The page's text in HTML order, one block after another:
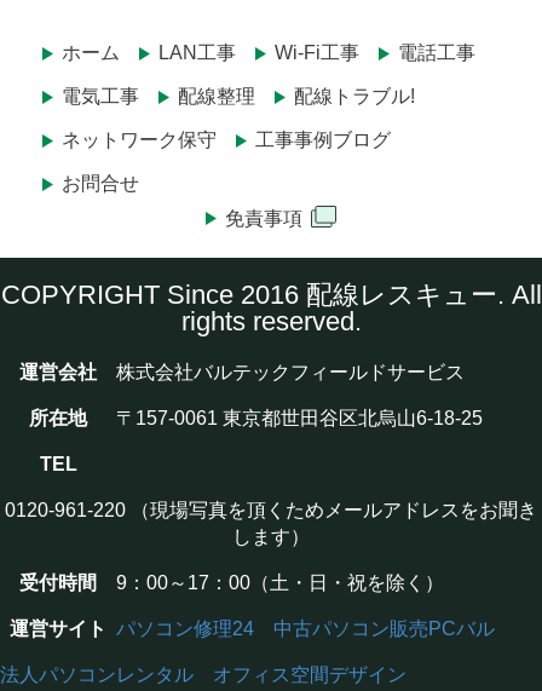
ホーム LAN工事 Wi-Fi工事 電話工事
電気工事 配線整理 配線トラブル!
ネットワーク保守 工事事例ブログ
お問合せ
免責事項
COPYRIGHT Since 2016 配線レスキュー. All
rights reserved.
運営会社 株式会社バルテックフィールドサービス
所在地 〒157-0061 東京都世田谷区北烏山6-18-25
TEL
0120-961-220 （現場写真を頂くためメールアドレスをお聞き
します）
受付時間 9：00～17：00（土・日・祝を除く）
運営サイト パソコン修理24 中古パソコン販売PCバル
法人パソコンレンタル オフィス空間デザイン